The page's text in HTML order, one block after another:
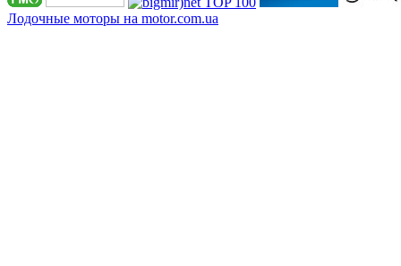
Лодочные моторы на motor.com.ua